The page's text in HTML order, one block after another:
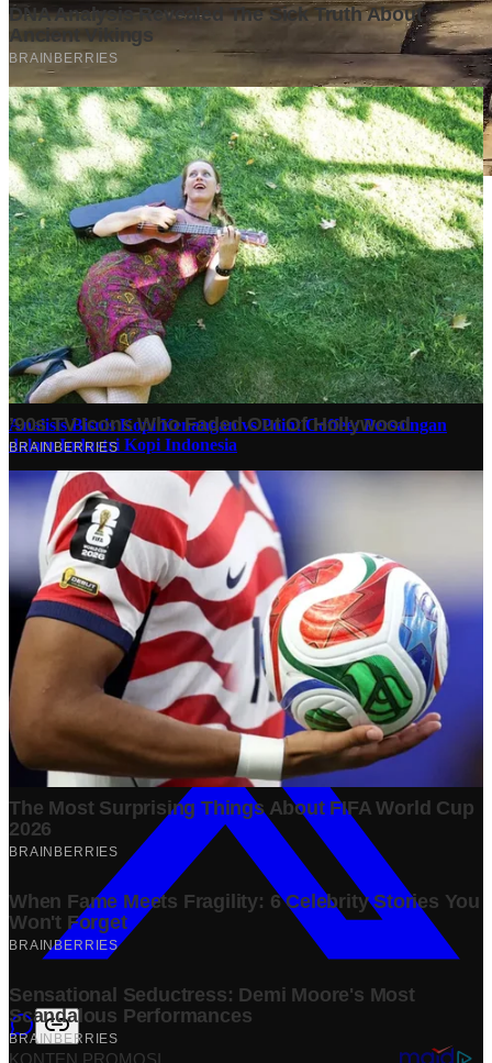
Stok BBM di Indonesia Hanya Tinggal 21 Hari, Apa
Dampaknya bagi Masyarakat?
Finansial·5 months ago
10 Makam Wali di Banten: Tempat Suci yang Memancarkan
Spiritualitas dan Sejarah
Tech·2 years ago
Analisis Bisnis Kopi Kenangan vs Point Coffee: Persaingan
dalam Industri Kopi Indonesia
Bisnis· 1 year ago
Share: